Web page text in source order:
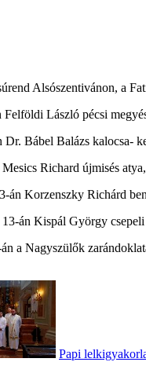
Alsószentivánon, a
Felföldi László pécsi
Dr. Bábel Balázs kalocsa-
Richard újmisés atya,
án Korzenszky Richárd
13-án Kispál György csepeli
a Nagyszülők
Papi